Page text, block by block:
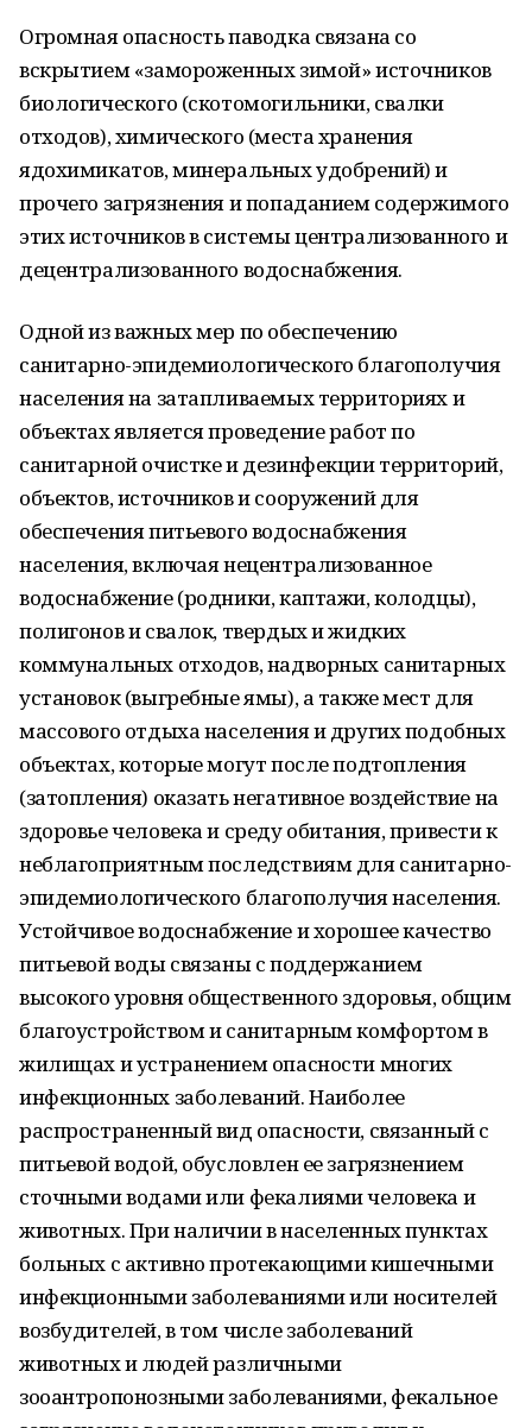
Огромная опасность паводка связана со
вскрытием «замороженных зимой» источников
биологического (скотомогильники, свалки
отходов), химического (места хранения
ядохимикатов, минеральных удобрений) и
прочего загрязнения и попаданием содержимого
этих источников в системы централизованного и
децентрализованного водоснабжения.
Одной из важных мер по обеспечению
санитарно-эпидемиологического благополучия
населения на затапливаемых территориях и
объектах является проведение работ по
санитарной очистке и дезинфекции территорий,
объектов, источников и сооружений для
обеспечения питьевого водоснабжения
населения, включая нецентрализованное
водоснабжение (родники, каптажи, колодцы),
полигонов и свалок, твердых и жидких
коммунальных отходов, надворных санитарных
установок (выгребные ямы), а также мест для
массового отдыха населения и других подобных
объектах, которые могут после подтопления
(затопления) оказать негативное воздействие на
здоровье человека и среду обитания, привести к
неблагоприятным последствиям для санитарно-
эпидемиологического благополучия населения.
Устойчивое водоснабжение и хорошее качество
питьевой воды связаны с поддержанием
высокого уровня общественного здоровья, общим
благоустройством и санитарным комфортом в
жилищах и устранением опасности многих
инфекционных заболеваний. Наиболее
распространенный вид опасности, связанный с
питьевой водой, обусловлен ее загрязнением
сточными водами или фекалиями человека и
животных. При наличии в населенных пунктах
больных с активно протекающими кишечными
инфекционными заболеваниями или носителей
возбудителей, в том числе заболеваний
животных и людей различными
зооантропонозными заболеваниями, фекальное